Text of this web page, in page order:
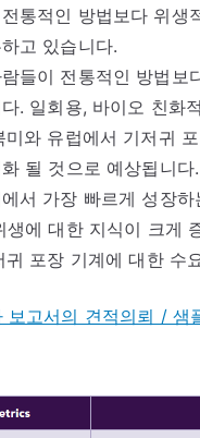
통적인 방법보다 위생
고 있습니다.
들이 전통적인 방법
. 일회용, 바이오 친화
미와 유럽에서 기저귀
될 것으로 예상됩니
서 가장 빠르게 성장
생에 대한 지식이 크게
귀 포장 기계에 대한 수
고서의 견적의뢰 /